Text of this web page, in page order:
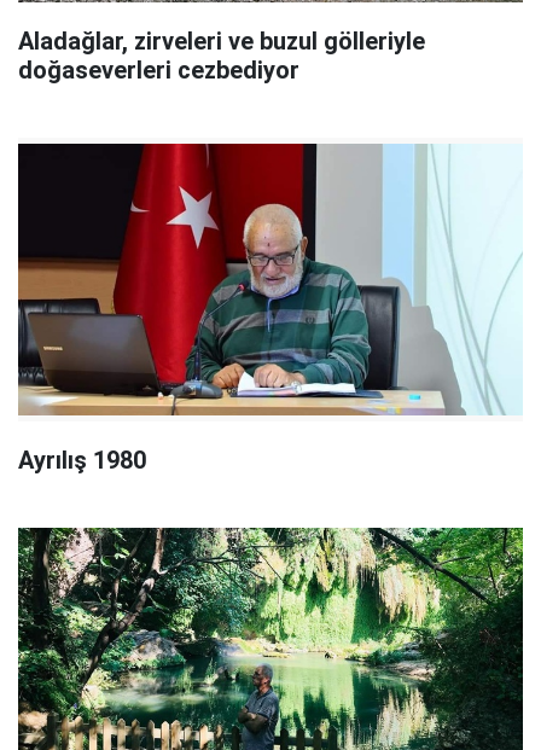
Aladağlar, zirveleri ve buzul gölleriyle
doğaseverleri cezbediyor
Ayrılış 1980